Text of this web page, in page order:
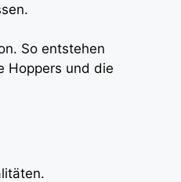
So entstehen
Hoppers und die